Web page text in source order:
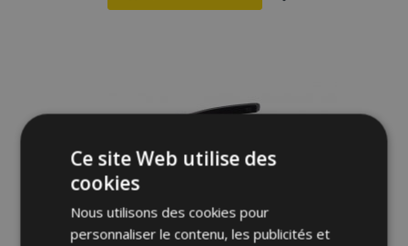
Ce site Web utilise des
cookies
Nous utilisons des cookies pour
personnaliser le contenu, les publicités et